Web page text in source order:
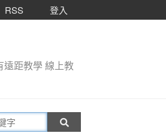
RSS 登入
遠距教學 線上教